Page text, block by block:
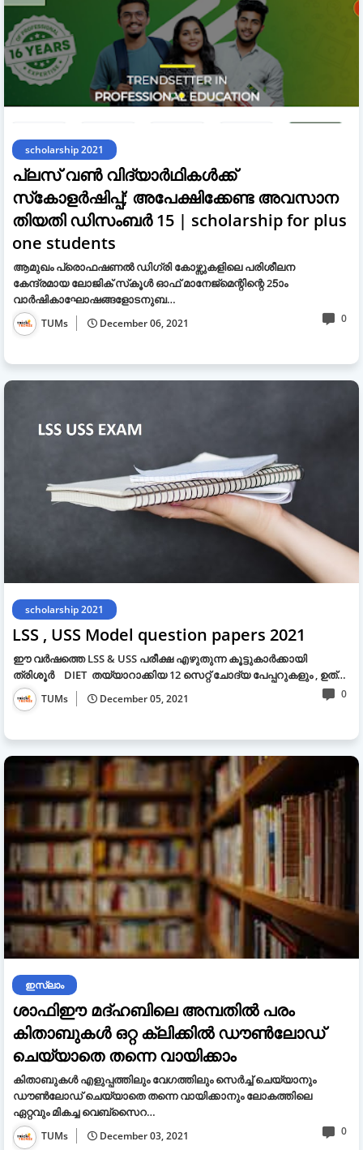
scholarship 2021
പ്ലസ് വൺ വിദ്യാർഥികൾക്ക്
സ്‌കോളര്‍ഷിപ്പ്; അപേക്ഷിക്കേണ്ട അവസാന
തിയതി ഡിസംബര്‍ 15 | scholarship for plus
one students
ആമുഖം പ്രൊഫഷണല്‍ ഡിഗ്രി കോഴ്സുകളിലെ പരിശീലന
കേന്ദ്രമായ ലോജിക് സ്‌കൂള്‍ ഓഫ് മാനേജ്‌മെന്റിന്റെ 25ാം
വാര്‍ഷികാഘോഷങ്ങളോടനുബ…
TUMs December 06, 2021 0
scholarship 2021
LSS , USS Model question papers 2021
ഈ വർഷത്തെ LSS & USS പരീക്ഷ എഴുതുന്ന കൂട്ടുകാർക്കായി
ത്രിശൂർ DIET തയ്യാറാക്കിയ 12 സെറ്റ് ചോദ്യ പേപ്പറുകളും , ഉത്…
TUMs December 05, 2021 0
ഇസ്ലാം
ശാഫിഈ മദ്ഹബിലെ അമ്പതിൽ പരം
കിതാബുകൾ ഒറ്റ ക്ലിക്കിൽ ഡൗൺലോഡ്
ചെയ്യാതെ തന്നെ വായിക്കാം
കിതാബുകൾ എളുപ്പത്തിലും വേഗത്തിലും സെർച്ച് ചെയ്യാനും
ഡൗൺലോഡ് ചെയ്യാതെ തന്നെ വായിക്കാനും ലോകത്തിലെ
ഏറ്റവും മികച്ച വെബ്സൈറ…
TUMs December 03, 2021 0